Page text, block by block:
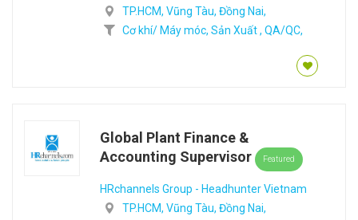
TP.HCM, Vũng Tàu, Đồng Nai,
Cơ khí/ Máy móc, Sản Xuất , QA/QC,
Global Plant Finance &
Accounting Supervisor
Featured
HRchannels Group - Headhunter Vietnam
TP.HCM, Vũng Tàu, Đồng Nai,